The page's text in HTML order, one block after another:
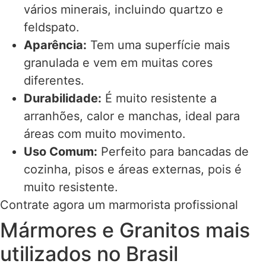
vários minerais, incluindo quartzo e
feldspato.
Aparência: Tem uma superfície mais
granulada e vem em muitas cores
diferentes.
Durabilidade: É muito resistente a
arranhões, calor e manchas, ideal para
áreas com muito movimento.
Uso Comum: Perfeito para bancadas de
cozinha, pisos e áreas externas, pois é
muito resistente.
Contrate agora um marmorista profissional
Mármores e Granitos mais
utilizados no Brasil